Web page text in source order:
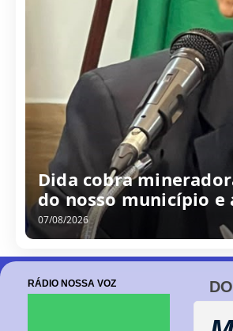
Dida cobra
do nosso município e
07/08/2026
RÁDIO NOSSA VOZ